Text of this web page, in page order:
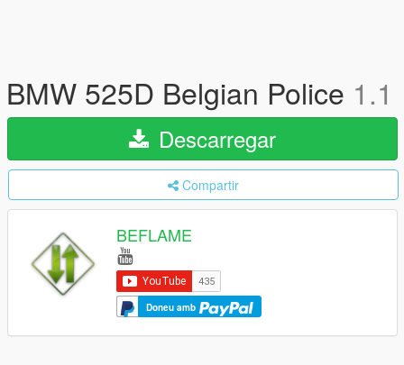
BMW 525D Belgian Police 1.1
Descarregar
Compartir
BEFLAME
Doneu amb